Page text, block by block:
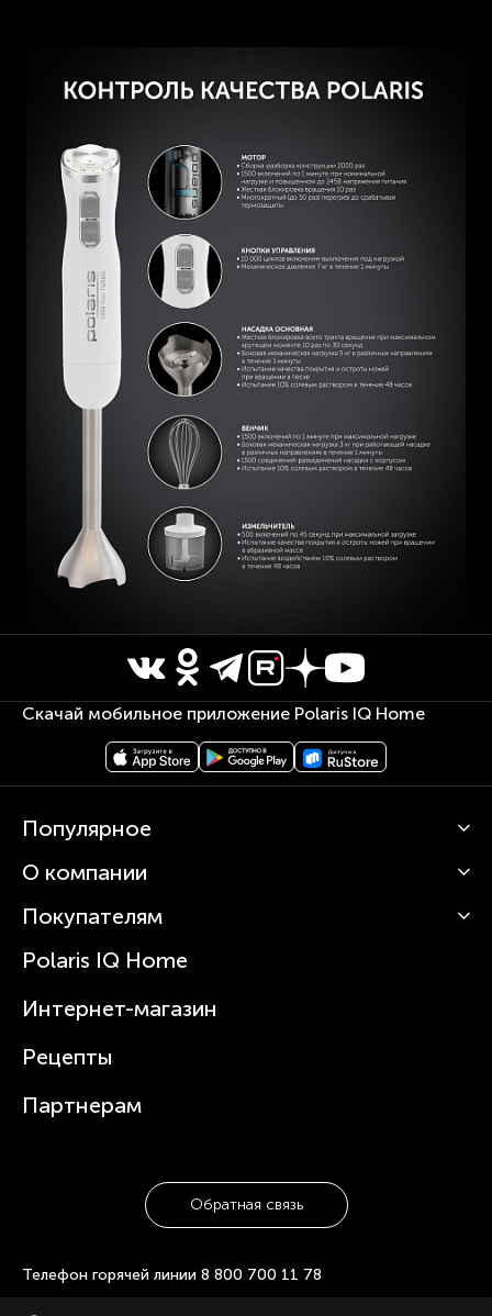
Скачай мобильное приложение Polaris IQ Home
Популярное
Кофемашины
Вертикальные пылесосы
Зубные щетки и ирригаторы
Увлажнители
Посуда
О компании
О Polaris
Статьи
Покупателям
Сервисные центры
Где купить
Polaris IQ Home
Интернет-магазин
Рецепты
Партнерам
Обратная связь
Телефон горячей линии 8 800 700 11 78